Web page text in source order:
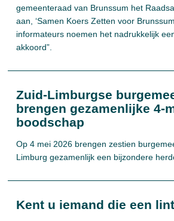
gemeenteraad van Brunssum het
aan, ‘Samen Koers Zetten voor
informateurs noemen het nadrukkelijk
akkoord”.
Zuid-Limburgse
brengen gezamenlijke 4-
boodschap
Op 4 mei 2026 brengen zestien
Limburg gezamenlijk een bijzondere
Kent u iemand die een